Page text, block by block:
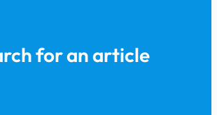
for an article